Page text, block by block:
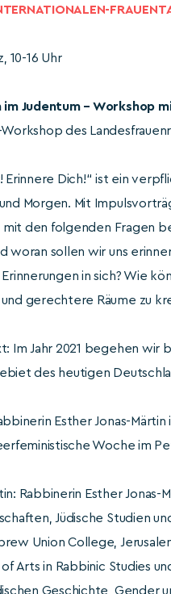
10-16 Uhr
im Judentum – Workshop
des
Erinnere Dich!“ ist ein
Morgen. Mit
mit den folgen­den Fragen
woran sollen wir uns
in sich? Wie
gerechtere Räume zu
Im Jahr 2021 begehen wir
des heutigen
Esther Jonas-
Woche im
Rabbinerin Esther
Jüdische Studien
Union College,
of Arts in Rabbinic Studies
Geschichte, Gender